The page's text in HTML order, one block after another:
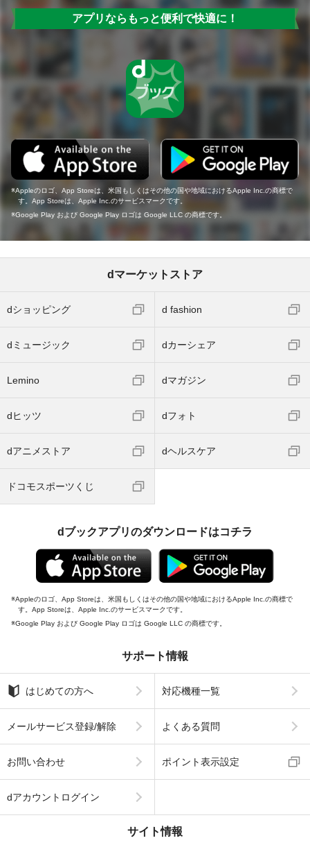
アプリならもっと便利で快適に！
Appleのロゴ、App Storeは、米国もしくはその他の国や地域におけるApple Inc.の商標で
す。App Storeは、Apple Inc.のサービスマークです。
Google Play および Google Play ロゴは Google LLC の商標です。
dマーケットストア
dショッピング d fashion
dミュージック dカーシェア
Lemino dマガジン
dヒッツ dフォト
dアニメストア dヘルスケア
ドコモスポーツくじ
dブックアプリのダウンロードはコチラ
Appleのロゴ、App Storeは、米国もしくはその他の国や地域におけるApple Inc.の商標で
す。App Storeは、Apple Inc.のサービスマークです。
Google Play および Google Play ロゴは Google LLC の商標です。
サポート情報
はじめての方へ 対応機種一覧
メールサービス登録/解除 よくある質問
お問い合わせ ポイント表示設定
dアカウントログイン
サイト情報